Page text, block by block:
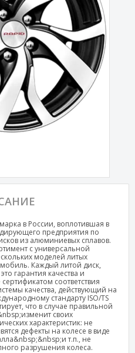
в России, воплотившая в
предприятия по
из алюминиевых сплавов.
с универсальной
моделей литых
Каждый литой диск,
гарантия качества и
соответствия
качества, действующий на
стандарту ISO/TS
что в случае правильной
своих
характеристик: не
дефекты на колесе в виде
т.п., не
разрушения колеса.